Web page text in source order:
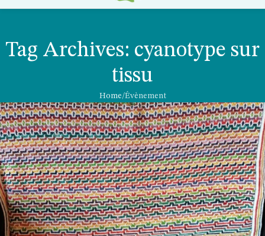
Tag Archives: cyanotype sur
tissu
Home Évènement